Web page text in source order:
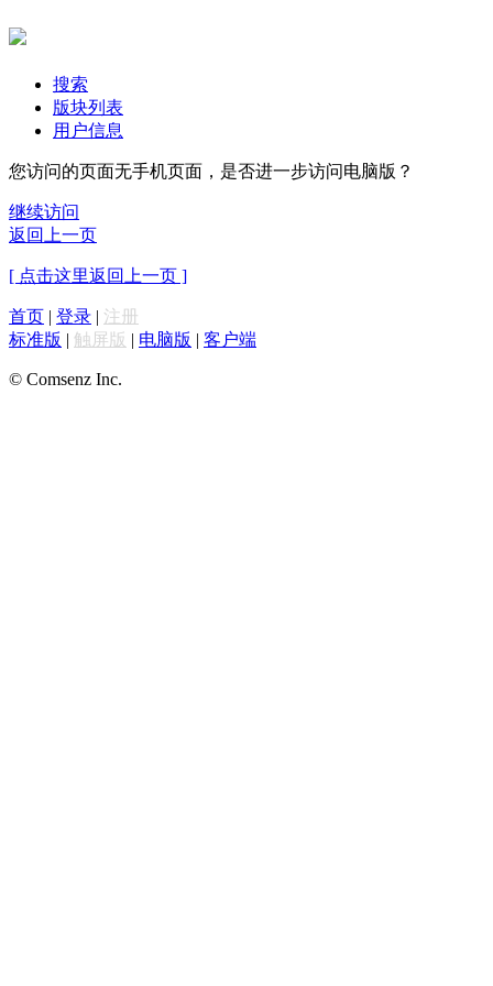
搜索
版块列表
用户信息
您访问的页面无手机页面，是否进一步访问电脑版？
继续访问
返回上一页
[ 点击这里返回上一页 ]
首页 | 登录 | 注册
标准版 | 触屏版 | 电脑版 | 客户端
© Comsenz Inc.